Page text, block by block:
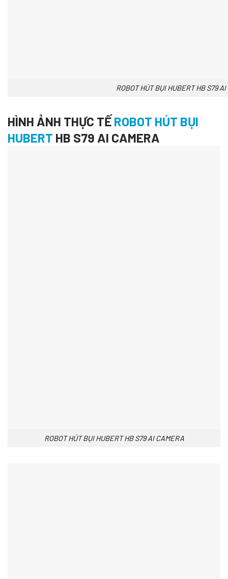
ROBOT HÚT BỤI HUBERT HB S79
HÌNH ẢNH THỰC TẾ ROBOT HÚT BỤI
HUBERT HB S79 AI CAMERA
ROBOT HÚT BỤI HUBERT HB S79 AI CAMERA